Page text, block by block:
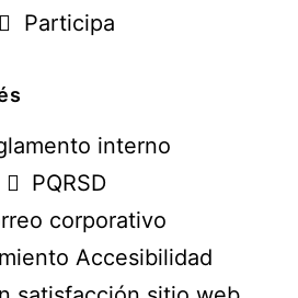
Participa
interno
PQRSD
corporativo
Accesibilidad